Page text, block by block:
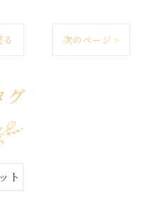
次のページ >
グ
ト